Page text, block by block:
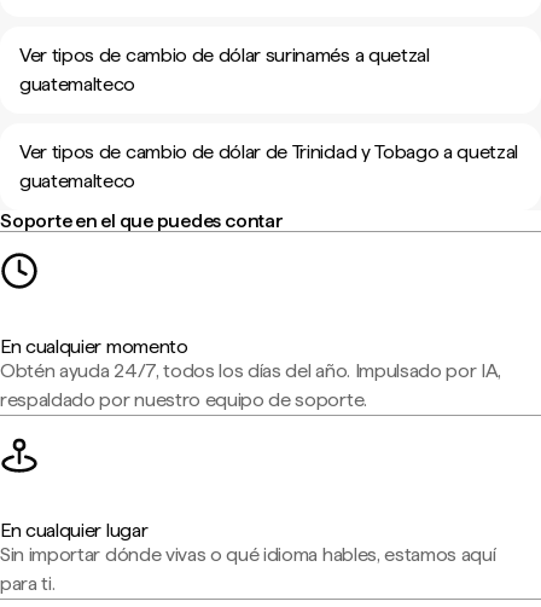
Ver tipos de cambio de dólar surinamés a quetzal
guatemalteco
Ver tipos de cambio de dólar de Trinidad y Tobago a quetzal
guatemalteco
Soporte en el que puedes contar
En cualquier momento
Obtén ayuda 24/7, todos los días del año. Impulsado por IA,
respaldado por nuestro equipo de soporte.
En cualquier lugar
Sin importar dónde vivas o qué idioma hables, estamos aquí
para ti.